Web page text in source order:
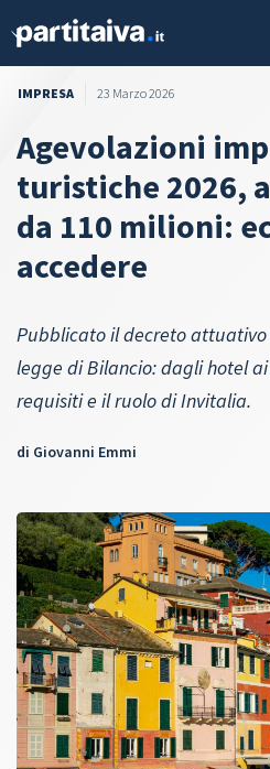
IMPRESA 23 Marzo 2026
Agevolazioni
turistiche 2026,
da 110 milioni:
accedere
Pubblicato il decreto attuativo
legge di Bilancio: dagli hotel
requisiti e il ruolo di Invitalia.
di Giovanni Emmi